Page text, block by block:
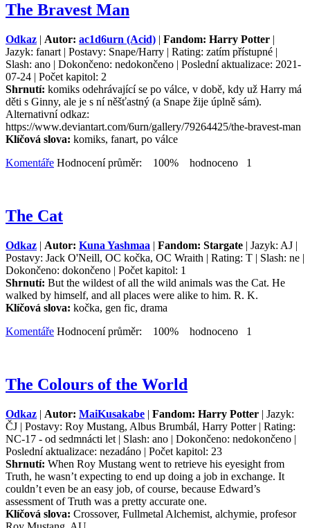
The Bravest Man
Odkaz | Autor: ac1d6urn (Acid) | Fandom: Harry Potter |
Jazyk: fanart | Postavy: Snape/Harry | Rating: zatím přístupné |
Slash: ano | Dokončeno: nedokončeno | Poslední aktualizace: 2021-
07-24 | Počet kapitol: 2
Shrnutí: komiks odehrávající se po válce, v době, kdy už Harry má
děti s Ginny, ale je s ní něšťastný (a Snape žije úplně sám).
Alternativní odkaz:
https://www.deviantart.com/6urn/gallery/79264425/the-bravest-man
Klíčová slova: komiks, fanart, po válce
Komentáře Hodnocení průměr: 100% hodnoceno 1
The Cat
Odkaz | Autor: Kuna Yashmaa | Fandom: Stargate | Jazyk: AJ |
Postavy: Jack O'Neill, OC kočka, OC Wraith | Rating: T | Slash: ne |
Dokončeno: dokončeno | Počet kapitol: 1
Shrnutí: But the wildest of all the wild animals was the Cat. He
walked by himself, and all places were alike to him. R. K.
Klíčová slova: kočka, gen fic, drama
Komentáře Hodnocení průměr: 100% hodnoceno 1
The Colours of the World
Odkaz | Autor: MaiKusakabe | Fandom: Harry Potter | Jazyk:
ČJ | Postavy: Roy Mustang, Albus Brumbál, Harry Potter | Rating:
NC-17 - od sedmnácti let | Slash: ano | Dokončeno: nedokončeno |
Poslední aktualizace: nezadáno | Počet kapitol: 23
Shrnutí: When Roy Mustang went to retrieve his eyesight from
Truth, he wasn’t expecting to end up doing a job in exchange. It
couldn’t even be an easy job, of course, because Edward’s
assessment of Truth was a pretty accurate one.
Klíčová slova: Crossover, Fullmetal Alchemist, alchymie, profesor